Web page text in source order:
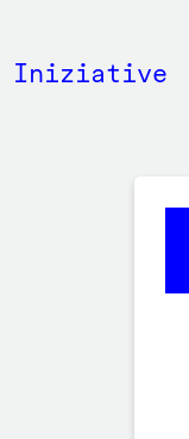
Iniziative